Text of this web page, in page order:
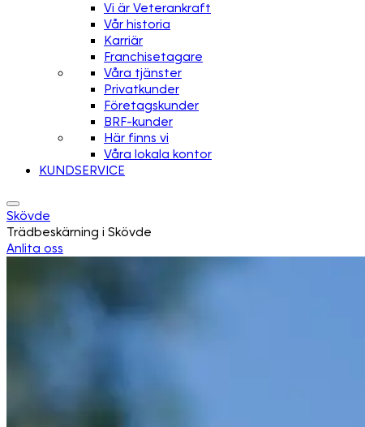
Vi är Veterankraft
Vår historia
Karriär
Franchisetagare
Våra tjänster
Privatkunder
Företagskunder
BRF-kunder
Här finns vi
Våra lokala kontor
KUNDSERVICE
Skövde
Trädbeskärning i Skövde
Anlita oss